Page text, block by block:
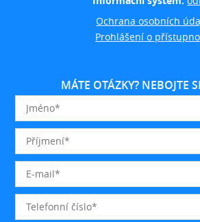
Ochrana osobních
Prohlášení o
MÁTE OTÁZKY? NEBOJTE